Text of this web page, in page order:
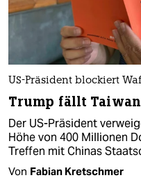
US-Präsident blockiert
Trump fällt
Der US-Präsident
Höhe von 400 Millionen
Treffen mit Chinas
Von Fabian Kretschmer